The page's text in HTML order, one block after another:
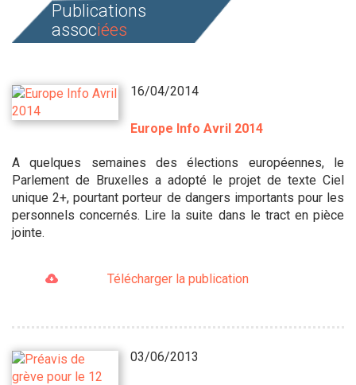
Publications
associées
16/04/2014
Europe Info Avril 2014
A quelques semaines des élections européennes, le
Parlement de Bruxelles a adopté le projet de texte Ciel
unique 2+, pourtant porteur de dangers importants pour les
personnels concernés. Lire la suite dans le tract en pièce
jointe.
Télécharger la publication
03/06/2013